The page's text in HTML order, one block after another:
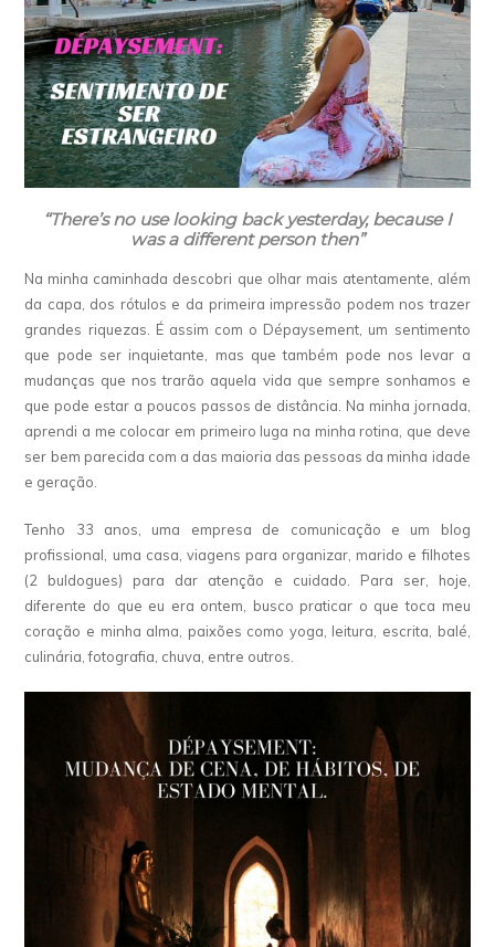
“There’s no use looking back yesterday, because I
was a different person then”
Na minha caminhada descobri que olhar mais atentamente, além
da capa, dos rótulos e da primeira impressão podem nos trazer
grandes riquezas. É assim com o Dépaysement, um sentimento
que pode ser inquietante, mas que também pode nos levar a
mudanças que nos trarão aquela vida que sempre sonhamos e
que pode estar a poucos passos de distância. Na minha jornada,
aprendi a me colocar em primeiro luga na minha rotina, que deve
ser bem parecida com a das maioria das pessoas da minha idade
e geração.
Tenho 33 anos, uma empresa de comunicação e um blog
profissional, uma casa, viagens para organizar, marido e filhotes
(2 buldogues) para dar atenção e cuidado. Para ser, hoje,
diferente do que eu era ontem, busco praticar o que toca meu
coração e minha alma, paixões como yoga, leitura, escrita, balé,
culinária, fotografia, chuva, entre outros.